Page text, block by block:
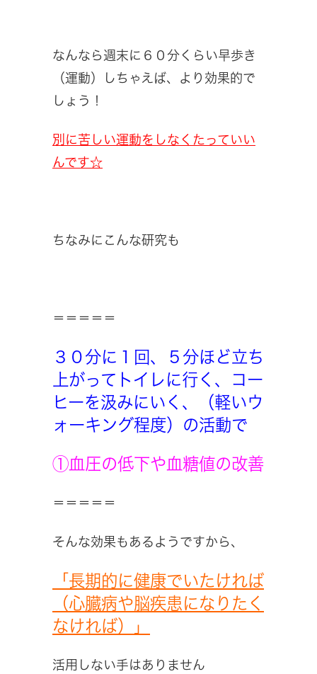
なんなら週末に６０分くらい早歩き
（運動）しちゃえば、より効果的で
しょう！
別に苦しい運動をしなくたっていい
んです☆
ちなみにこんな研究も
＝＝＝＝＝
３０分に１回、５分ほど立ち
上がってトイレに行く、コー
ヒーを汲みにいく、（軽いウ
ォーキング程度）の活動で
①血圧の低下や血糖値の改善
＝＝＝＝＝
そんな効果もあるようですから、
「長期的に健康でいたければ
（心臓病や脳疾患になりたく
なければ）」
活用しない手はありません